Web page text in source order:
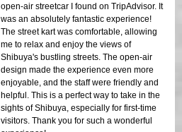
open-air streetcar I found on TripAdvisor. It
was an absolutely fantastic experience!
The street kart was comfortable, allowing
me to relax and enjoy the views of
Shibuya's bustling streets. The open-air
design made the experience even more
enjoyable, and the staff were friendly and
helpful. This is a perfect way to take in the
sights of Shibuya, especially for first-time
visitors. Thank you for such a wonderful